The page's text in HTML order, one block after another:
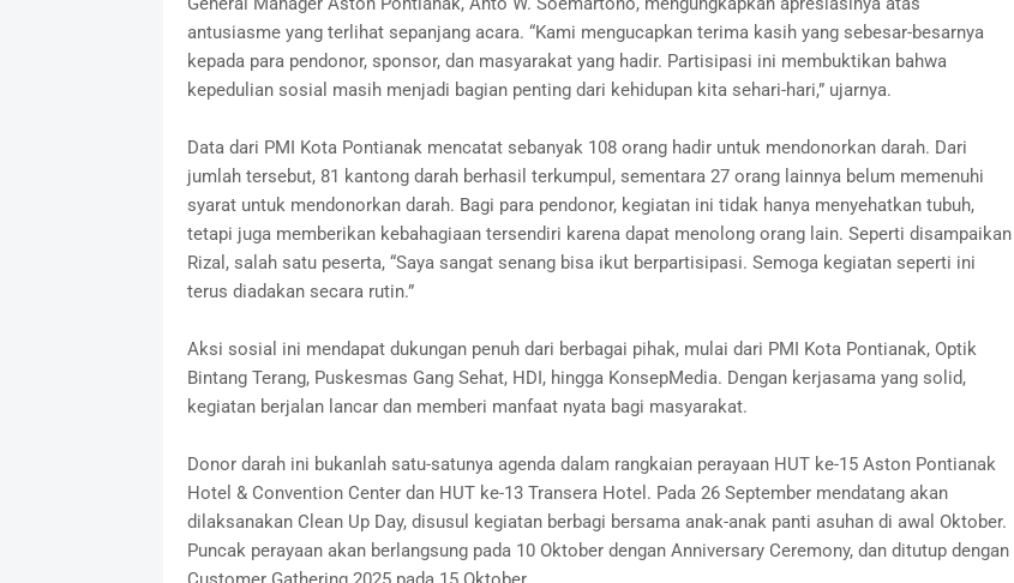
antusiasme yang terlihat sepanjang acara. “Kami mengucapkan terima kasih yang sebesar-besarnya
kepada para pendonor, sponsor, dan masyarakat yang hadir. Partisipasi ini membuktikan bahwa
kepedulian sosial masih menjadi bagian penting dari kehidupan kita sehari-hari,” ujarnya.
Data dari PMI Kota Pontianak mencatat sebanyak 108 orang hadir untuk mendonorkan darah. Dari
jumlah tersebut, 81 kantong darah berhasil terkumpul, sementara 27 orang lainnya belum memenuhi
syarat untuk mendonorkan darah. Bagi para pendonor, kegiatan ini tidak hanya menyehatkan tubuh,
tetapi juga memberikan kebahagiaan tersendiri karena dapat menolong orang lain. Seperti disampaikan
Rizal, salah satu peserta, “Saya sangat senang bisa ikut berpartisipasi. Semoga kegiatan seperti ini
terus diadakan secara rutin.”
Aksi sosial ini mendapat dukungan penuh dari berbagai pihak, mulai dari PMI Kota Pontianak, Optik
Bintang Terang, Puskesmas Gang Sehat, HDI, hingga KonsepMedia. Dengan kerjasama yang solid,
kegiatan berjalan lancar dan memberi manfaat nyata bagi masyarakat.
Donor darah ini bukanlah satu-satunya agenda dalam rangkaian perayaan HUT ke-15 Aston Pontianak
Hotel & Convention Center dan HUT ke-13 Transera Hotel. Pada 26 September mendatang akan
dilaksanakan Clean Up Day, disusul kegiatan berbagi bersama anak-anak panti asuhan di awal Oktober.
Puncak perayaan akan berlangsung pada 10 Oktober dengan Anniversary Ceremony, dan ditutup dengan